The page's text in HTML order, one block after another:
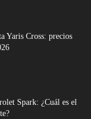
Yaris Cross: precios
Spark: ¿Cuál es el